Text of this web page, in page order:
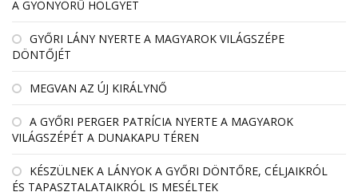
A GYÖNYÖRŰ HÖLGYET
GYŐRI LÁNY NYERTE A MAGYAROK VILÁGSZÉPE
DÖNTŐJÉT
MEGVAN AZ ÚJ KIRÁLYNŐ
A GYŐRI PERGER PATRÍCIA NYERTE A MAGYAROK
VILÁGSZÉPÉT A DUNAKAPU TÉREN
KÉSZÜLNEK A LÁNYOK A GYŐRI DÖNTŐRE, CÉLJAIKRÓL
ÉS TAPASZTALATAIKRÓL IS MESÉLTEK